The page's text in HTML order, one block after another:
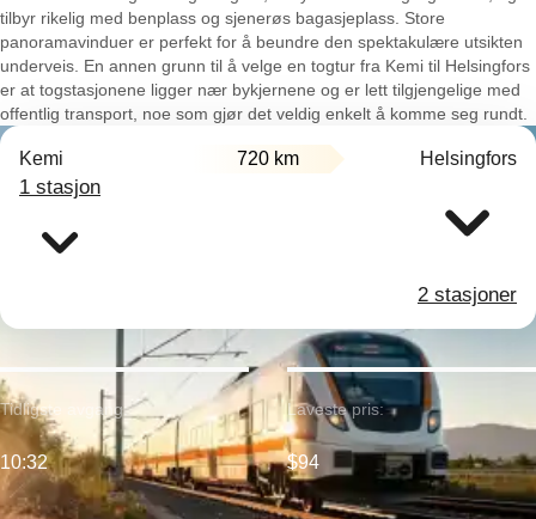
tilbyr rikelig med benplass og sjenerøs bagasjeplass. Store
panoramavinduer er perfekt for å beundre den spektakulære utsikten
underveis. En annen grunn til å velge en togtur fra Kemi til Helsingfors
er at togstasjonene ligger nær bykjernene og er lett tilgjengelige med
offentlig transport, noe som gjør det veldig enkelt å komme seg rundt.
Kemi 720 km Helsingfors
1 stasjon
2 stasjoner
Tidligste avgang:
10:32
Laveste pris:
$94